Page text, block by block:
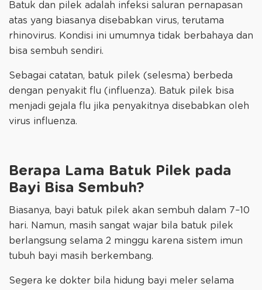
Batuk dan pilek adalah infeksi saluran pernapasan
atas yang biasanya disebabkan virus, terutama
rhinovirus. Kondisi ini umumnya tidak berbahaya dan
bisa sembuh sendiri.
Sebagai catatan, batuk pilek (selesma) berbeda
dengan penyakit flu (influenza). Batuk pilek bisa
menjadi gejala flu jika penyakitnya disebabkan oleh
virus influenza.
Berapa Lama Batuk Pilek pada
Bayi Bisa Sembuh?
Biasanya, bayi batuk pilek akan sembuh dalam 7–10
hari. Namun, masih sangat wajar bila batuk pilek
berlangsung selama 2 minggu karena sistem imun
tubuh bayi masih berkembang.
Segera ke dokter bila hidung bayi meler selama